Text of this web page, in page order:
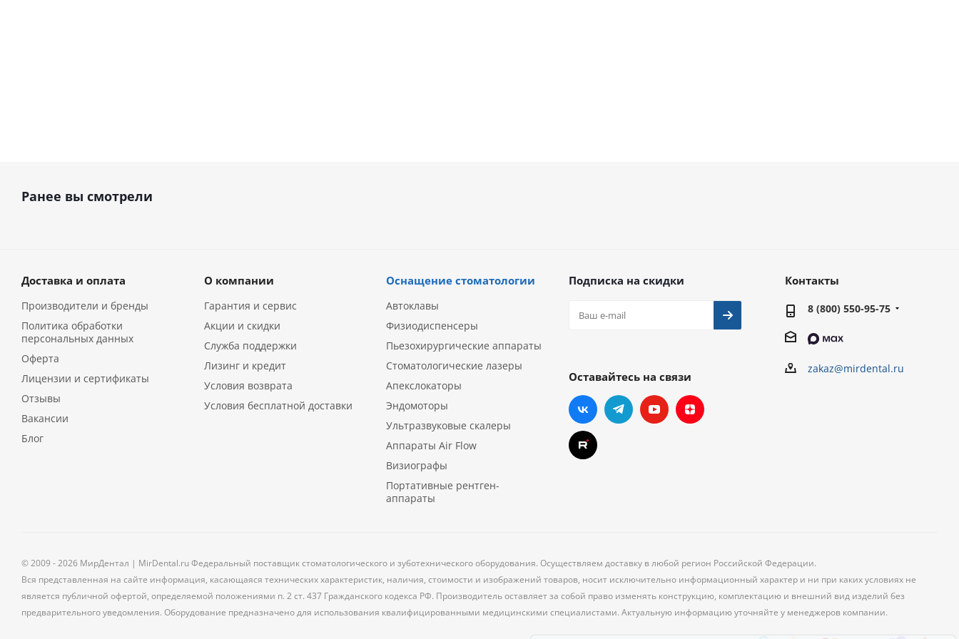
Ранее вы смотрели
Доставка и оплата
Производители и бренды
Политика обработки
персональных данных
Оферта
Лицензии и сертификаты
Отзывы
Вакансии
Блог
О компании
Гарантия и сервис
Акции и скидки
Служба поддержки
Лизинг и кредит
Условия возврата
Условия бесплатной доставки
Оснащение стоматологии
Автоклавы
Физиодиспенсеры
Пьезохирургические аппараты
Стоматологические лазеры
Апекслокаторы
Эндомоторы
Ультразвуковые скалеры
Аппараты Air Flow
Визиографы
Портативные рентген-
аппараты
Подписка на скидки
Оставайтесь на связи
Контакты
8 (800) 550-95-75
zakaz@mirdental.ru
© 2009 - 2026 МирДентал | MirDental.ru Федеральный поставщик стоматологического и зуботехнического оборудования. Осуществляем доставку в любой регион Российской Федерации.
Вся представленная на сайте информация, касающаяся технических характеристик, наличия, стоимости и изображений товаров, носит исключительно информационный характер и ни при каких условиях не
является публичной офертой, определяемой положениями п. 2 ст. 437 Гражданского кодекса РФ. Производитель оставляет за собой право изменять конструкцию, комплектацию и внешний вид изделий без
предварительного уведомления. Оборудование предназначено для использования квалифицированными медицинскими специалистами. Актуальную информацию уточняйте у менеджеров компании.